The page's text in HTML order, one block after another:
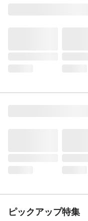
ピックアップ特集